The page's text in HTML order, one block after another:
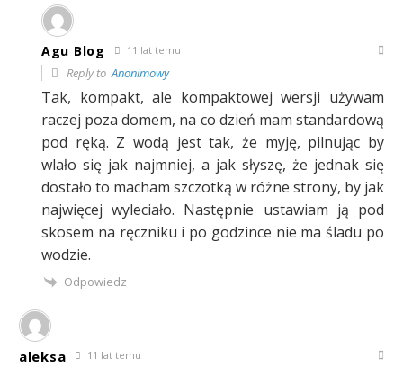
Agu Blog 11 lat temu
Reply toAnonimowy
Tak, kompakt, ale kompaktowej wersji używam
raczej poza domem, na co dzień mam standardową
pod ręką. Z wodą jest tak, że myję, pilnując by
wlało się jak najmniej, a jak słyszę, że jednak się
dostało to macham szczotką w różne strony, by jak
najwięcej wyleciało. Następnie ustawiam ją pod
skosem na ręczniku i po godzince nie ma śladu po
wodzie.
Odpowiedz
aleksa 11 lat temu